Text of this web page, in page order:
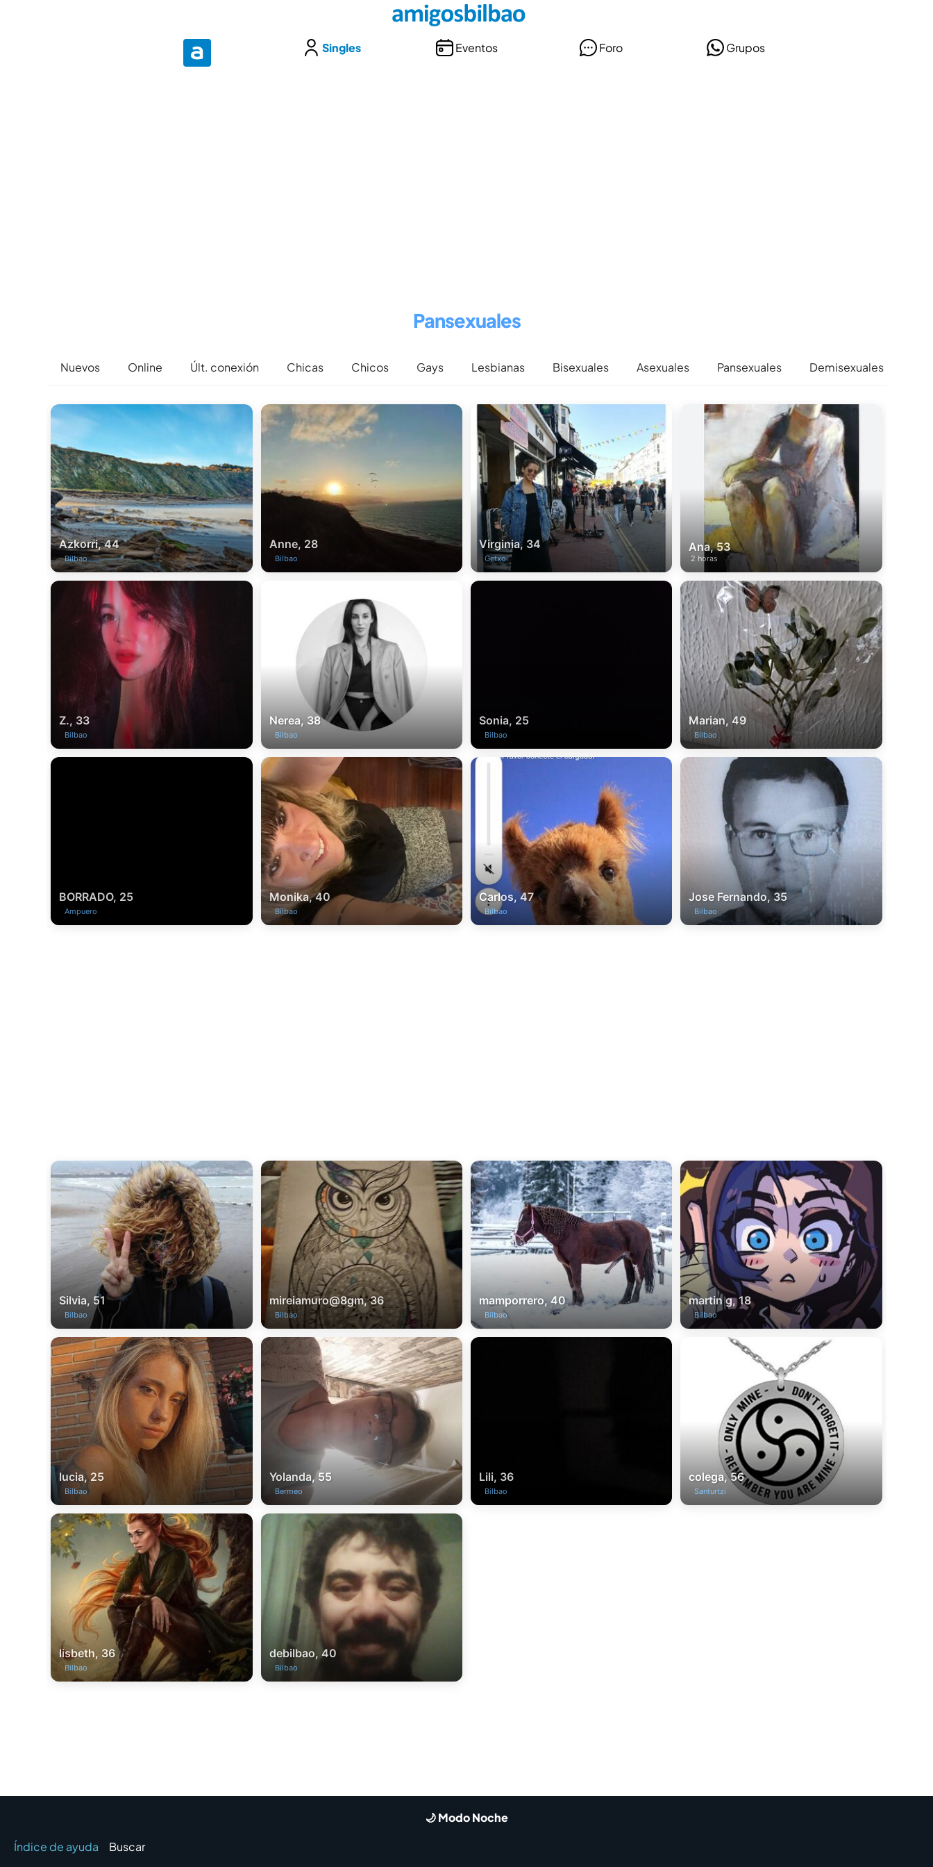
Singles Eventos Foro Grupos
Pansexuales
Nuevos Online Últ. conexión Chicas Chicos Gays Lesbianas Bisexuales Asexuales Pansexuales Demisexuales
Azkorri, 44
Bilbao
Anne, 28
Bilbao
Virginia, 34
Getxo
Ana, 53
2 horas
Z., 33
Bilbao
Nerea, 38
Bilbao
Sonia, 25
Bilbao
Marian, 49
Bilbao
BORRADO, 25
Ampuero
Monika, 40
Bilbao
Carlos, 47
Bilbao
Jose Fernando, 35
Bilbao
Silvia, 51
Bilbao
mireiamuro@8gm, 36
Bilbao
mamporrero, 40
Bilbao
martin g, 18
Bilbao
lucia, 25
Bilbao
Yolanda, 55
Bermeo
Lili, 36
Bilbao
colega, 56
Santurtzi
lisbeth, 36
Bilbao
debilbao, 40
Bilbao
🌙 Modo Noche
Índice de ayuda
Buscar